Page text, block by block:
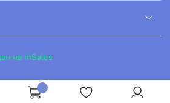
на inSales